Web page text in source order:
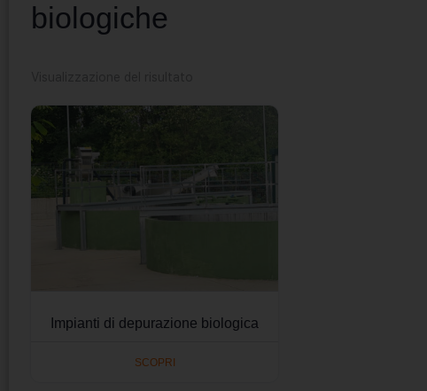
biologiche
Impianti di depurazione biologica
SCOPRI